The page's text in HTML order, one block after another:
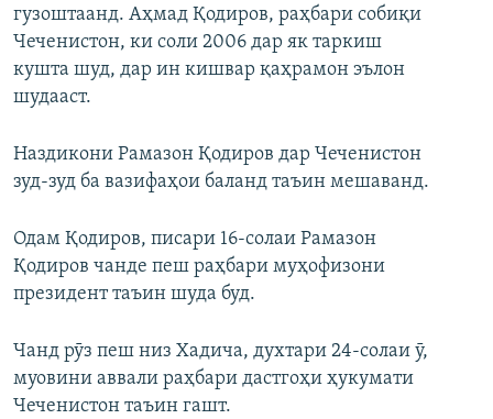
гузоштаанд. Аҳмад Қодиров, раҳбари собиқи
Чеченистон, ки соли 2006 дар як таркиш
кушта шуд, дар ин кишвар қаҳрамон эълон
шудааст.
Наздикони Рамазон Қодиров дар Чеченистон
зуд-зуд ба вазифаҳои баланд таъин мешаванд.
Одам Қодиров, писари 16-солаи Рамазон
Қодиров чанде пеш раҳбари муҳофизони
президент таъин шуда буд.
Чанд рӯз пеш низ Хадича, духтари 24-солаи ӯ,
муовини аввали раҳбари дастгоҳи ҳукумати
Чеченистон таъин гашт.